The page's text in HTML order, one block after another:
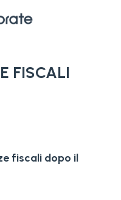
FISCALI
fiscali dopo il